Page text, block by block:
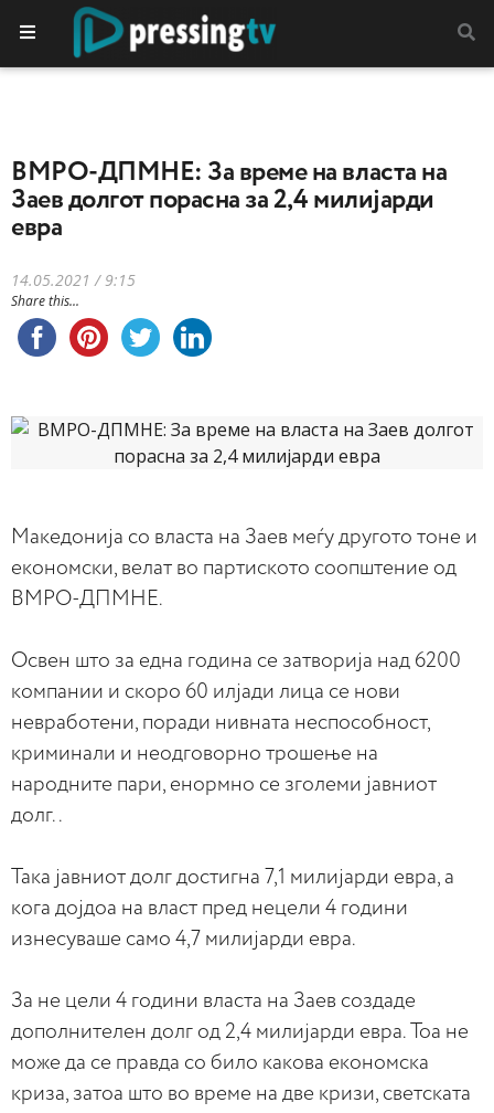
ВМРО-ДПМНЕ: За време на власта на
Заев долгот порасна за 2,4 милијарди
евра
14.05.2021 / 9:15
Share this...
Македонија со власта на Заев меѓу другото тоне и
економски, велат во партиското соопштение од
ВМРО-ДПМНЕ.
Освен што за една година се затворија над 6200
компании и скоро 60 илјади лица се нови
невработени, поради нивната неспособност,
криминали и неодговорно трошење на
народните пари, енормно се зголеми јавниот
долг. .
Така јавниот долг достигна 7,1 милијарди евра, а
кога дојдоа на власт пред нецели 4 години
изнесуваше само 4,7 милијарди евра.
За не цели 4 години власта на Заев создаде
дополнителен долг од 2,4 милијарди евра. Тоа не
може да се правда со било какова економска
криза, затоа што во време на две кризи, светската